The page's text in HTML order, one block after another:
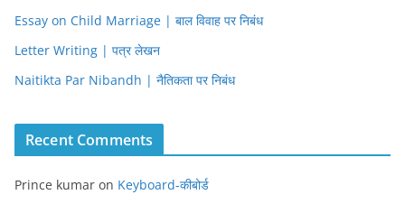
Essay on Child Marriage | बाल विवाह पर निबंध
Letter Writing | पत्र लेखन
Naitikta Par Nibandh | नैतिकता पर निबंध
Recent Comments
Prince kumar on Keyboard-कीबोर्ड